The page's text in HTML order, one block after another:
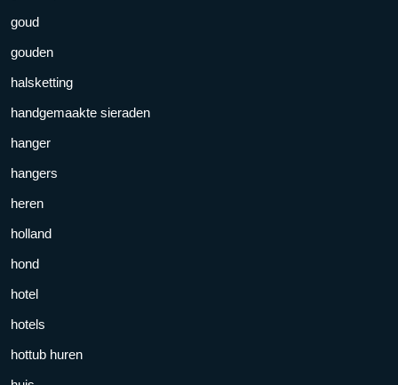
goud
gouden
halsketting
handgemaakte sieraden
hanger
hangers
heren
holland
hond
hotel
hotels
hottub huren